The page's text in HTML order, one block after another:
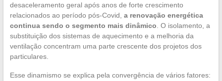
desaceleramento geral após anos de forte crescimento
relacionados ao período pós-Covid, a renovação energética
continua sendo o segmento mais dinâmico. O isolamento, a
substituição dos sistemas de aquecimento e a melhoria da
ventilação concentram uma parte crescente dos projetos dos
particulares.
Esse dinamismo se explica pela convergência de vários fatores: